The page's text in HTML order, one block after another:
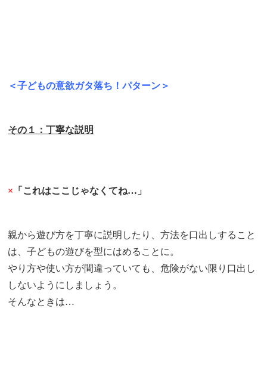
＜子どもの意欲ガタ落ち！パターン＞
その１：丁寧な説明
× 「これはここじゃなくてね…」
親から遊び方を丁寧に説明したり、方法を口出しすること
は、子どもの遊びを型にはめることに。
やり方や使い方が間違っていても、危険がない限り口出し
しないようにしましょう。
そんなときは…